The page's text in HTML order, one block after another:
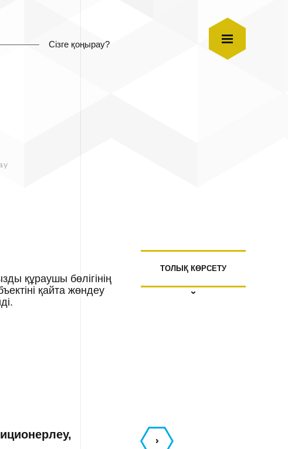
Сізге қоңырау?
құраушы бөлігінің
қайта жөндеу
ТОЛЫҚ КӨРСЕТУ